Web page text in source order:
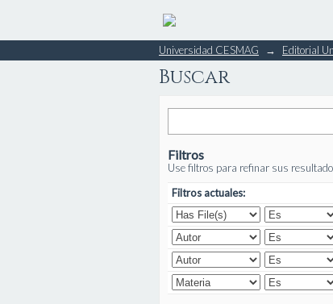
Buscar
Universidad CESMAG → Editorial
Buscar
Filtros
Use filtros para refinar sus
Filtros actuales: